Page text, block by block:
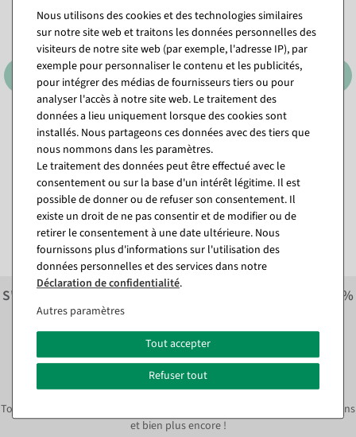
Cube pliant "Pourcentage"
10 x 10 cm
Disponible immédiatement
10,65 €
8,95 EUR hors TVA
Cube pliant "Pourcentage"
32 x 32 cm
Disponible immédiatement
27,31 €
22,95 EUR hors TVA
S'inscrire à la newsletter et recevoir immédiatement 10%
économiser sur la prochaine commande.*
S'abonner à la newsletter et
immédiatement10% ÉPARGNE*
Toujours informé des tendances déco actuelles, des offres, des promotions
et bien plus encore !
Nous utilisons des cookies et des technologies similaires
sur notre site web et traitons les données personnelles des
visiteurs de notre site web (par exemple, l'adresse IP), par
exemple pour personnaliser le contenu et les publicités,
pour intégrer des médias de fournisseurs tiers ou pour
analyser l'accès à notre site web. Le traitement des
données a lieu uniquement lorsque des cookies sont
installés. Nous partageons ces données avec des tiers que
nous nommons dans les paramètres.
Le traitement des données peut être effectué avec le
consentement ou sur la base d'un intérêt légitime. Il est
possible de donner ou de refuser son consentement. Il
existe un droit de ne pas consentir et de modifier ou de
retirer le consentement à une date ultérieure. Nous
fournissons plus d'informations sur l'utilisation des
données personnelles et des services dans notre
Déclaration de confidentialité.
Autres paramètres
Tout accepter
Refuser tout